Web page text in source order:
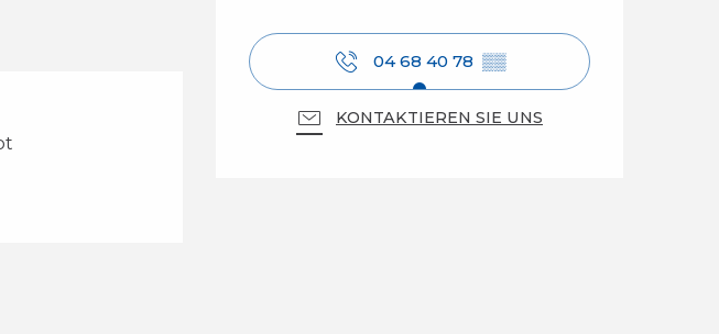
Öffnungszeiten &
04 68 40 78 ▒▒
KONTAKTIEREN SIE UNS